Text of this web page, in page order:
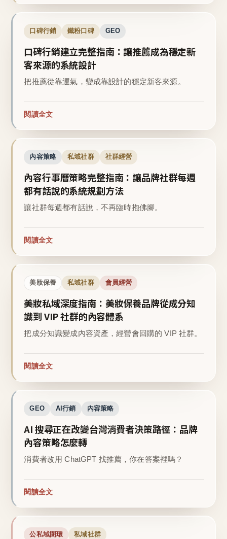
口碑行銷 鐵粉口碑 GEO
口碑行銷建立完整指南：讓推薦成為穩定新
客來源的系統設計
把推薦從靠運氣，變成靠設計的穩定新客來源。
閱讀全文
內容策略 私域社群 社群經營
內容行事曆策略完整指南：讓品牌社群每週
都有話說的系統規劃方法
讓社群每週都有話說，不再臨時抱佛腳。
閱讀全文
美妝保養 私域社群 會員經營
美妝私域深度指南：美妝保養品牌從成分知
識到 VIP 社群的內容體系
把成分知識變成內容資產，經營會回購的 VIP 社群。
閱讀全文
GEO AI行銷 內容策略
AI 搜尋正在改變台灣消費者決策路徑：品牌
內容策略怎麼轉
消費者改用 ChatGPT 找推薦，你在答案裡嗎？
閱讀全文
公私域閉環 私域社群